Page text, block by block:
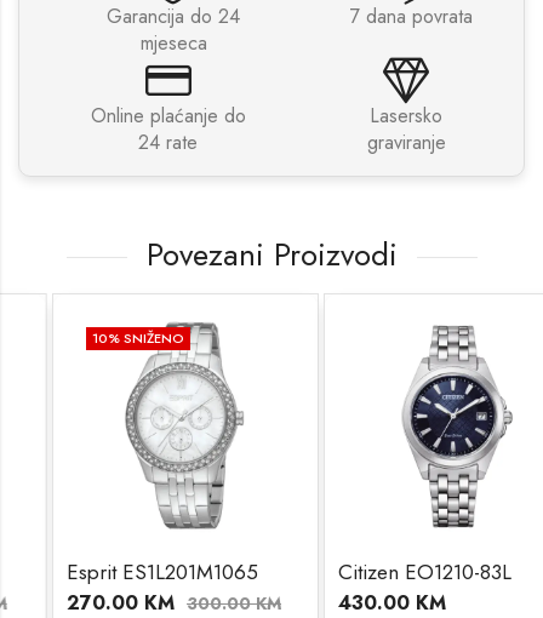
Garancija do 24
mjeseca
7 dana povrata
Online plaćanje do
24 rate
Lasersko
graviranje
Povezani Proizvodi
% SNIŽENO
Esprit ES1L201M1065
270.00KM 300.00KM
Citizen EO1210-83L
430.00KM